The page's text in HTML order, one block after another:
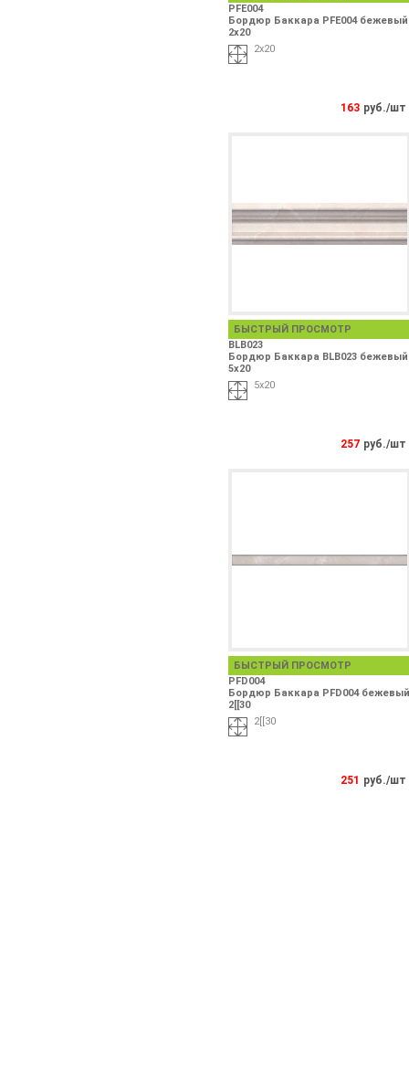
PFE004
Бордюр Баккара PFE004 бежевый
2х20
2х20
163 руб./шт
БЫСТРЫЙ ПРОСМОТР
BLB023
Бордюр Баккара BLB023 бежевый
5х20
5х20
257 руб./шт
БЫСТРЫЙ ПРОСМОТР
PFD004
Бордюр Баккара PFD004 бежевый
2[[30
2[[30
251 руб./шт